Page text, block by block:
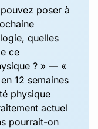
poser à
quelles
ce
? » — «
12 semaines
physique
actuel
pourrait-on